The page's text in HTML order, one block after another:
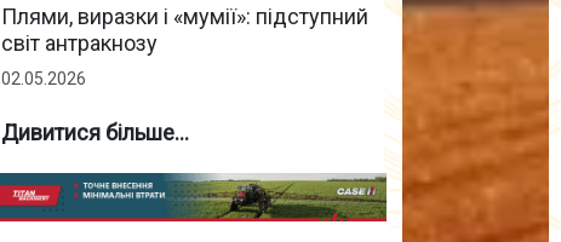
Плями, виразки і «мумії»: підступний
світ антракнозу
02.05.2026
Дивитися більше...